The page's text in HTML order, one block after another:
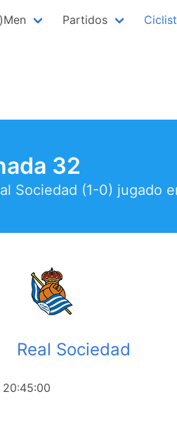
Partidos
32
Sociedad (1-0) jugado
Real Sociedad